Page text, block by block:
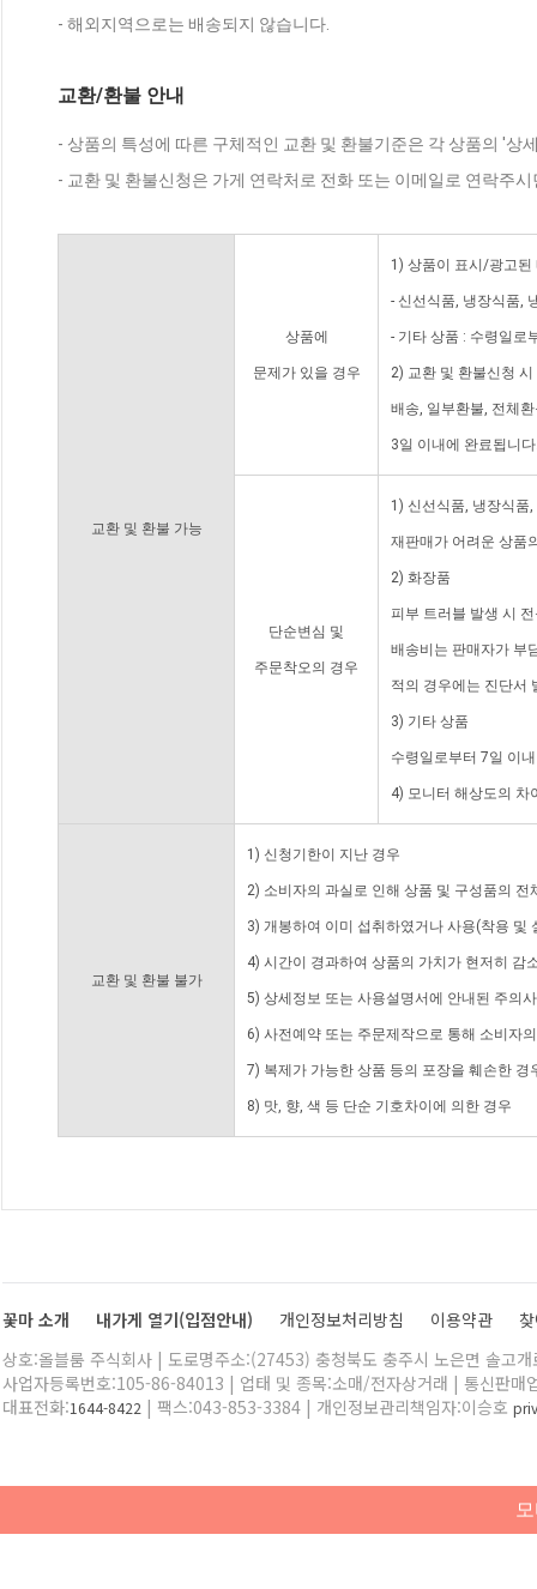
- 해외지역으로는 배송되지 않습니다.
교환/환불 안내
- 상품의 특성에 따른 구체적인 교환 및 환불기준은 각 상품의 '상
- 교환 및 환불신청은 가게 연락처로 전화 또는 이메일로 연락주
교환 및 환불 가능
상품에
문제가 있을 경우
1) 상품이 표시/광고된
- 신선식품, 냉장식품,
- 기타 상품 : 수령일로
2) 교환 및 환불신청
배송, 일부환불, 전체
3일 이내에 완료됩니
단순변심 및
주문착오의 경우
1) 신선식품, 냉장식품
재판매가 어려운 상품
2) 화장품
피부 트러블 발생 시
배송비는 판매자가 부
적의 경우에는 진단서
3) 기타 상품
수령일로부터 7일 이
4) 모니터 해상도의 차
교환 및 환불 불가
1) 신청기한이 지난 경우
2) 소비자의 과실로 인해 상품 및 구성품의
3) 개봉하여 이미 섭취하였거나 사용(착용 및
4) 시간이 경과하여 상품의 가치가 현저히 감
5) 상세정보 또는 사용설명서에 안내된 주의
6) 사전예약 또는 주문제작으로 통해 소비자
7) 복제가 가능한 상품 등의 포장을 훼손한 경
8) 맛, 향, 색 등 단순 기호차이에 의한 경우
꽃마 소개 내가게 열기(입점안내) 개인정보처리방침 이용약관
상호:올블룸 주식회사 | 도로명주소:(27453) 충청북도 충주시 노은면 솔고
사업자등록번호:105-86-84013 | 업태 및 종목:소매/전자상거래 | 통신판매
대표전화:1644-8422 | 팩스:043-853-3384 | 개인정보관리책임자:이승호